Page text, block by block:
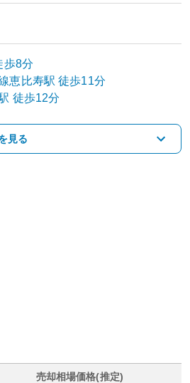
8分
恵比寿駅 徒歩11分
徒歩12分
見る
売却相場価格(推定)